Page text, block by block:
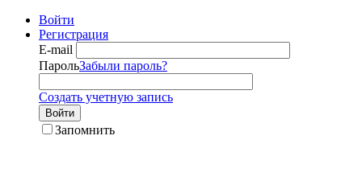
Войти
Регистрация
E-mail
ПарольЗабыли пароль?
Создать учетную запись
Войти
Запомнить